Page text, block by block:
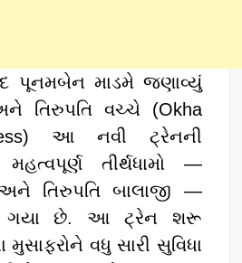
પૂનમબેન માડમે જણાવ્યું
તિરુપતિ વચ્ચે (Okha
આ નવી ટ્રેનની
તીર્થધામો —
અને તિરુપતિ બાલાજી —
ગયા છે. આ ટ્રેન શરૂ
મુસાફરોને વધુ સારી સુવિધા